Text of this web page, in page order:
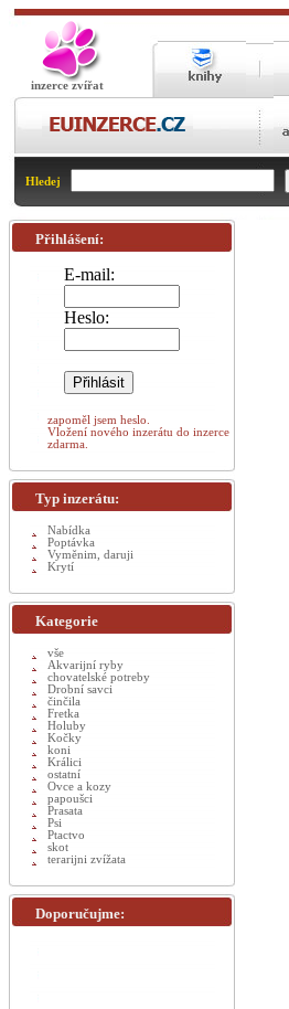
inzerce zvířat
Hledej
Přihlášení:
E-mail:
Heslo:
zapoměl jsem heslo.
Vložení nového inzerátu do inzerce
zdarma.
Typ inzerátu:
Nabídka
Poptávka
Vyměnim, daruji
Krytí
Kategorie
vše
Akvarijní ryby
chovatelské potreby
Drobní savci
činčila
Fretka
Holuby
Kočky
koni
Králici
ostatní
Ovce a kozy
papoušci
Prasata
Psi
Ptactvo
skot
terarijni zvížata
Doporučujme: